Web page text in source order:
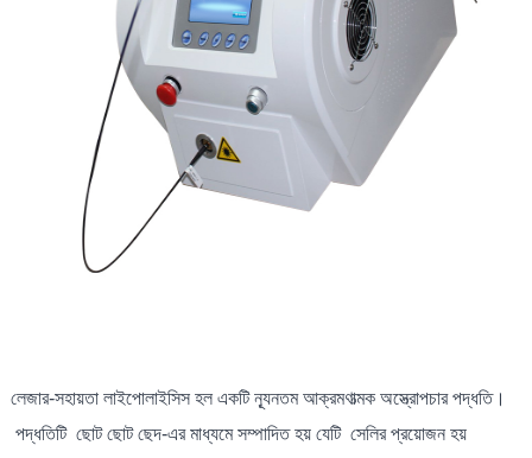
লেজার-সহায়তা লাইপোলাইসিস হল একটি ন্যূনতম আক্রমণাত্মক অস্ত্রোপচার পদ্ধতি।
পদ্ধতিটি ছোট ছোট ছেদ-এর মাধ্যমে সম্পাদিত হয় যেটি সেলির প্রয়োজন হয়